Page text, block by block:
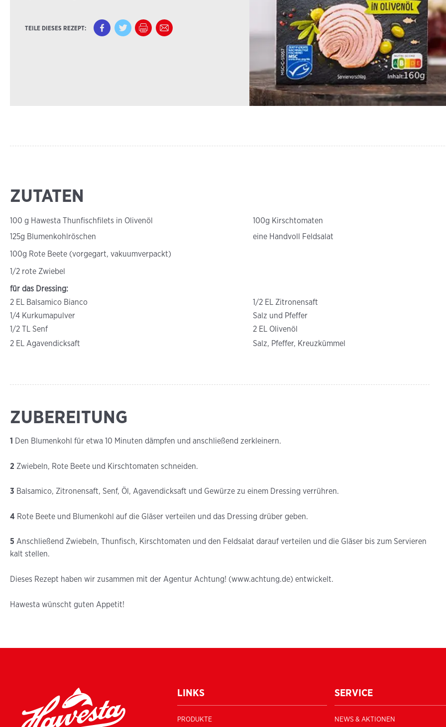
TEILE DIESES REZEPT:
ZUTATEN
100 g Hawesta Thunfischfilets in Olivenöl
100g Kirschtomaten
125g Blumenkohlröschen
eine Handvoll Feldsalat
100g Rote Beete (vorgegart, vakuumverpackt)
1/2 rote Zwiebel
für das Dressing:
2 EL Balsamico Bianco
1/2 EL Zitronensaft
1/4 Kurkumapulver
Salz und Pfeffer
1/2 TL Senf
2 EL Olivenöl
2 EL Agavendicksaft
Salz, Pfeffer, Kreuzkümmel
ZUBEREITUNG
1 Den Blumenkohl für etwa 10 Minuten dämpfen und anschließend zerkleinern.
2 Zwiebeln, Rote Beete und Kirschtomaten schneiden.
3 Balsamico, Zitronensaft, Senf, Öl, Agavendicksaft und Gewürze zu einem Dressing verrühren.
4 Rote Beete und Blumenkohl auf die Gläser verteilen und das Dressing drüber geben.
5 Anschließend Zwiebeln, Thunfisch, Kirschtomaten und den Feldsalat darauf verteilen und die Gläser bis zum Servieren
kalt stellen.
Dieses Rezept haben wir zusammen mit der Agentur Achtung! (www.achtung.de) entwickelt.
Hawesta wünscht guten Appetit!
LINKS
PRODUKTE
SERVICE
NEWS & AKTIONEN